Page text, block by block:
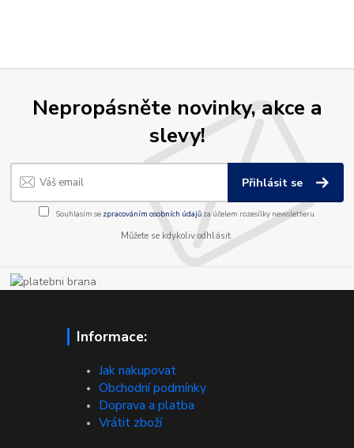
Nepropásněte novinky, akce a
slevy!
Přihlásit se
Souhlasím se zpracováním osobních údajůza účelem rozesílky newsletteru.
Můžete se kdykoliv odhlásit.
Informace:
Jak nakupovat
Obchodní podmínky
Doprava a platba
Vrátit zboží